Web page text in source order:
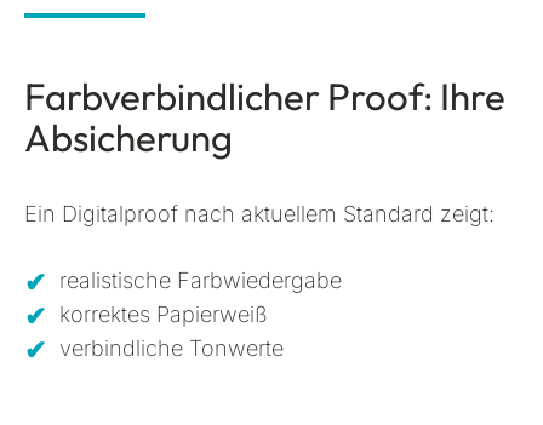
Farbverbindlicher Proof: Ihre
Absicherung
Ein Digitalproof nach aktuellem Standard zeigt:
realistische Farbwiedergabe
korrektes Papierweiß
verbindliche Tonwerte